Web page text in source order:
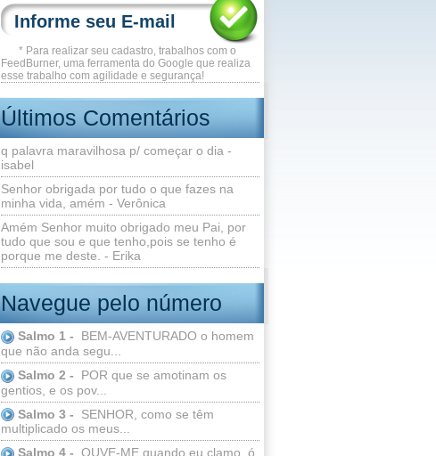
* Para realizar seu cadastro, trabalhos com o
FeedBurner, uma ferramenta do Google que realiza
esse trabalho com agilidade e segurança!
Últimos Comentários
q palavra maravilhosa p/ começar o dia -
isabel
Senhor obrigada por tudo o que fazes na
minha vida, amém - Verônica
Amém Senhor muito obrigado meu Pai, por
tudo que sou e que tenho,pois se tenho é
porque me deste. - Erika
Navegue pelo número
Salmo 1 -
BEM-AVENTURADO o homem
que não anda segu...
Salmo 2 -
POR que se amotinam os
gentios, e os pov...
Salmo 3 -
SENHOR, como se têm
multiplicado os meus...
Salmo 4 - OUVE-ME quando eu clamo, ó